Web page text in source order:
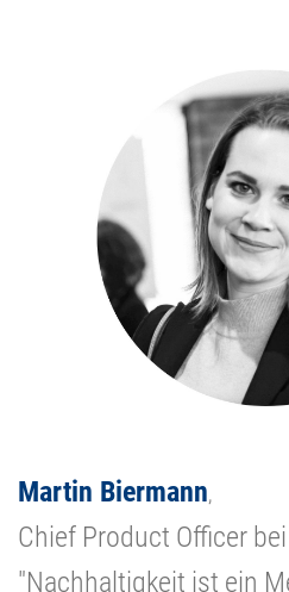
Martin Biermann,
Chief Product Officer bei
"Nachhaltigkeit ist ein